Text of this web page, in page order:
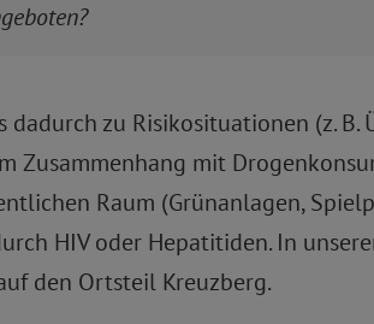
zu Risikosituationen (z. B.
Zusammenhang mit
Raum (Grünanlagen,
HIV oder Hepatitiden. In
den Ortsteil Kreuzberg.